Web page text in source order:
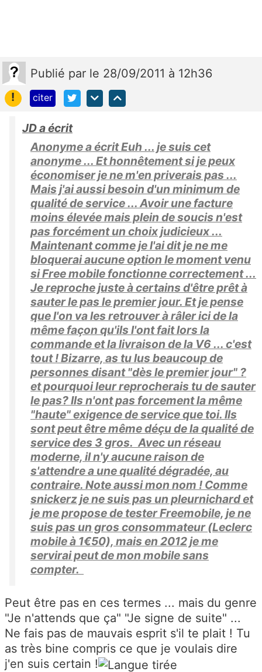
Publié par le 28/09/2011 à 12h36
!
citer
JD a écrit
Anonyme a écrit Euh ... je suis cet
anonyme ... Et honnêtement si je peux
économiser je ne m'en priverais pas ...
Mais j'ai aussi besoin d'un minimum de
qualité de service ... Avoir une facture
moins élevée mais plein de soucis n'est
pas forcément un choix judicieux ...
Maintenant comme je l'ai dit je ne me
bloquerai aucune option le moment venu
si Free mobile fonctionne correctement ...
Je reproche juste à certains d'être prêt à
sauter le pas le premier jour. Et je pense
que l'on va les retrouver à râler ici de la
même façon qu'ils l'ont fait lors la
commande et la livraison de la V6 ... c'est
tout ! Bizarre, as tu lus beaucoup de
personnes disant "dès le premier jour" ?
et pourquoi leur reprocherais tu de sauter
le pas? Ils n'ont pas forcement la même
"haute" exigence de service que toi. Ils
sont peut être même déçu de la qualité de
service des 3 gros. Avec un réseau
moderne, il n'y aucune raison de
s'attendre a une qualité dégradée, au
contraire. Note aussi mon nom ! Comme
snickerz je ne suis pas un pleurnichard et
je me propose de tester Freemobile, je ne
suis pas un gros consommateur (Leclerc
mobile à 1€50), mais en 2012 je me
servirai peut de mon mobile sans
compter.
Peut être pas en ces termes ... mais du genre
"Je n'attends que ça" "Je signe de suite" ...
Ne fais pas de mauvais esprit s'il te plait ! Tu
as très bine compris ce que je voulais dire
j'en suis certain !